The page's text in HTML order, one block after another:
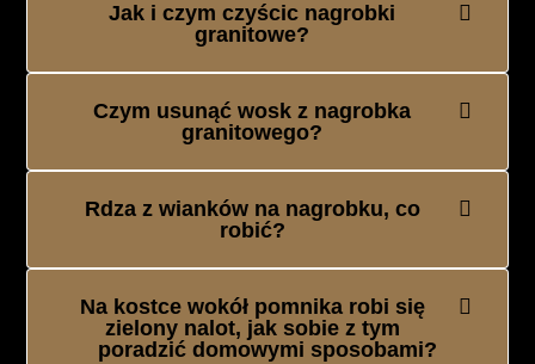
Jak i czym czyścic nagrobki
granitowe?
Czym usunąć wosk z nagrobka
granitowego?
Rdza z wianków na nagrobku, co
robić?
Na kostce wokół pomnika robi się
zielony nalot, jak sobie z tym
poradzić domowymi sposobami?